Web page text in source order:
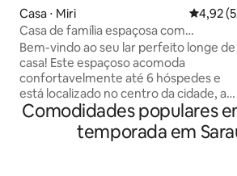
Casa ⋅ Miri 4,92 de
4,92
Casa de família espaçosa com
estacionamento
Bem-vindo ao seu lar perfeito longe de
casa! Este espaçoso acomoda
confortavelmente até 6 hóspedes e
está localizado no centro da cidade, a
apenas 10 minutos de todas as
atrações, pontos de compras e opções
de refeições. Desfrute de
Comodidades populares
temporada em